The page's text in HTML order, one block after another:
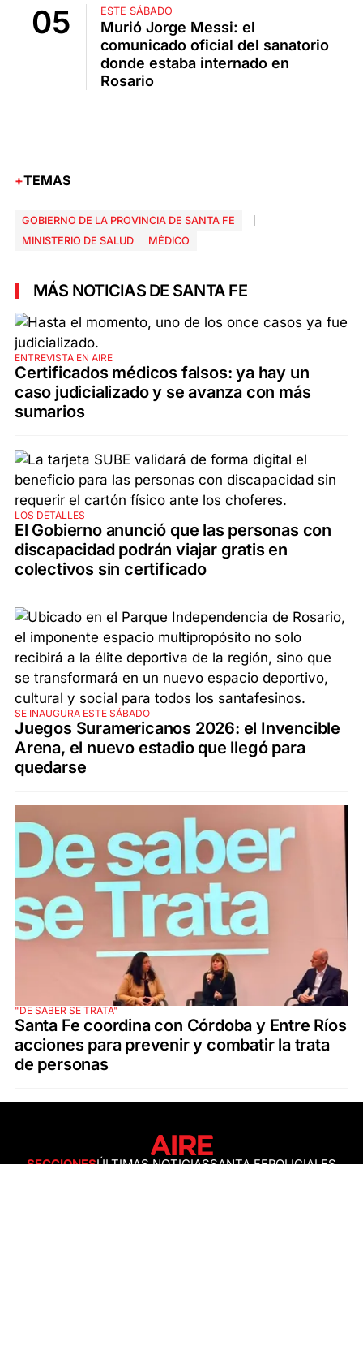
ESTE SÁBADO
Murió Jorge Messi: el
comunicado oficial del sanatorio
donde estaba internado en
Rosario
TEMAS
GOBIERNO DE LA PROVINCIA DE SANTA FE
MINISTERIO DE SALUD
MÉDICO
MÁS NOTICIAS DE SANTA FE
ENTREVISTA EN AIRE
Certificados médicos falsos: ya hay un
caso judicializado y se avanza con más
sumarios
LOS DETALLES
El Gobierno anunció que las personas con
discapacidad podrán viajar gratis en
colectivos sin certificado
SE INAUGURA ESTE SÁBADO
Juegos Suramericanos 2026: el Invencible
Arena, el nuevo estadio que llegó para
quedarse
"DE SABER SE TRATA"
Santa Fe coordina con Córdoba y Entre Ríos
acciones para prevenir y combatir la trata
de personas
SECCIONESÚLTIMAS NOTICIASSANTA FEPOLICIALES